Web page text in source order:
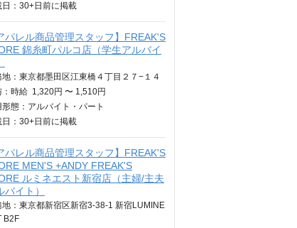
： 30+日 前に掲載
パレル商品管理スタッフ】FREAK'S
錦糸町パルコ店（学生アルバイ
地：東京都墨田区江東橋４丁目２７−１４
時給 1,320円 〜 1,510円
形態：アルバイト・パート
： 30+日 前に掲載
パレル商品管理スタッフ】FREAK'S
MEN'S +ANDY FREAK'S
ルミネエスト新宿店（主婦/主夫
バイト）
地：東京都新宿区新宿3-38-1 新宿LUMINE
B2F